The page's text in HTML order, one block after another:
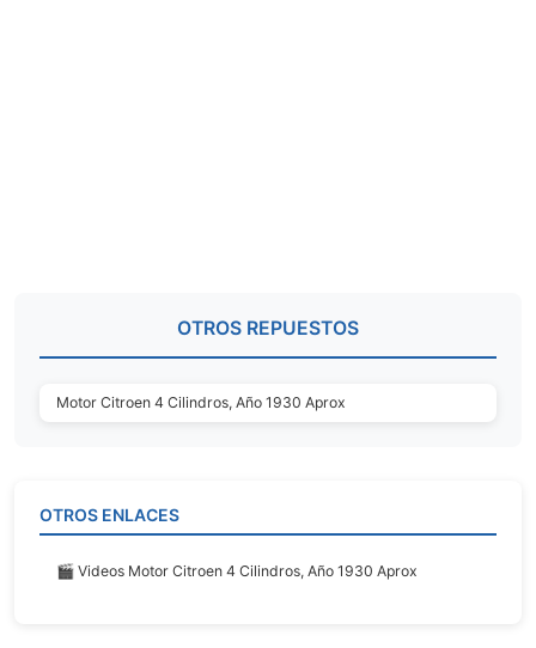
OTROS REPUESTOS
Motor Citroen 4 Cilindros, Año 1930 Aprox
OTROS ENLACES
🎬 Videos Motor Citroen 4 Cilindros, Año 1930 Aprox